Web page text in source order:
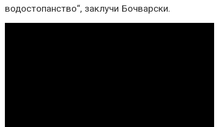
водостопанство“, заклучи Бочварски.